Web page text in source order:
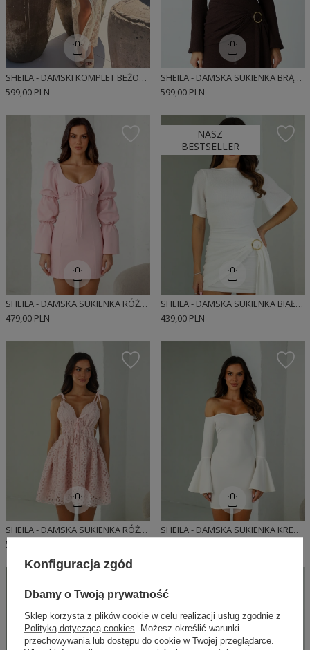
SHEILA - DAMSKI KOMPLET BEŻOWY Z GIPIURY MAXI 'ZANIRA'
599,00 PLN
SHEILA - DAMSKA SUKIENKA BRĄZOWA Z DŁUGIM ROZKLOSZOWANYM RĘKAWEM MINI 'LUCYJA'
599,00 PLN
SHEILA - DAMSKA SUKIENKA RÓŻOWA MINI 'AISHA LIGHT PINK'
479,00 PLN
NASZ
BESTSELLER
SHEILA - DAMSKA SUKIENKA BIAŁA Z KRÓTKIM RĘKAWEM MINI 'JOLIE'
439,00 PLN
SHEILA - DAMSKA SUKIENKA RÓŻOWA W KWIATY Z PRZEZROCZYSTYMI ELEMENTAMI MINI 'ESTELLE'
599,00 PLN
SHEILA - DAMSKA SUKIENKA KREMOWA ELEGANCKA DOPASOWANA 'DASTI CREAM'
Konfiguracja zgód
Dbamy o Twoją prywatność
Sklep korzysta z plików cookie w celu realizacji usług zgodnie z
Polityką dotyczącą cookies. Możesz określić warunki
przechowywania lub dostępu do cookie w Twojej przeglądarce.